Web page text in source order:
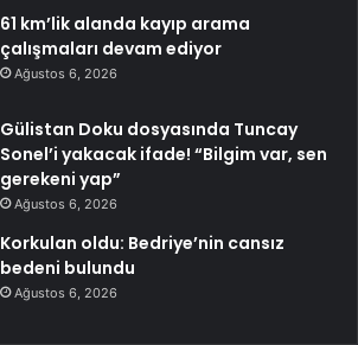
61 km’lik alanda kayıp arama
çalışmaları devam ediyor
Ağustos 6, 2026
Gülistan Doku dosyasında Tuncay
Sonel’i yakacak ifade! “Bilgim var, sen
gerekeni yap”
Ağustos 6, 2026
Korkulan oldu: Bedriye’nin cansız
bedeni bulundu
Ağustos 6, 2026